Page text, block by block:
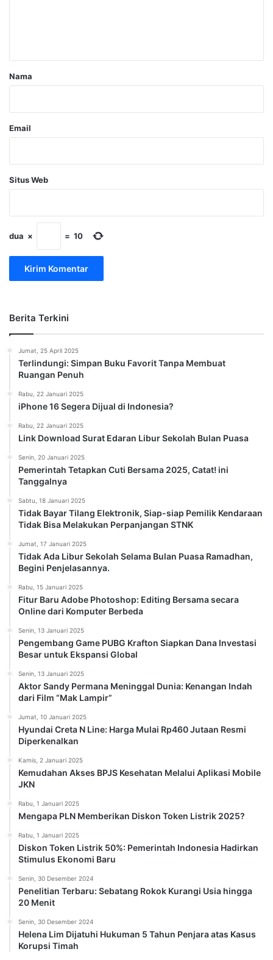
rNama
Email
Situs Web
dua × = 10
Berita Terkini
Jumat, 25 April 2025
Terlindungi: Simpan Buku Favorit Tanpa Membuat
Ruangan Penuh
Rabu, 22 Januari 2025
iPhone 16 Segera Dijual di Indonesia?
Rabu, 22 Januari 2025
Link Download Surat Edaran Libur Sekolah Bulan Puasa
Senin, 20 Januari 2025
Pemerintah Tetapkan Cuti Bersama 2025, Catat! ini
Tanggalnya
Sabtu, 18 Januari 2025
Tidak Bayar Tilang Elektronik, Siap-siap Pemilik Kendaraan
Tidak Bisa Melakukan Perpanjangan STNK
Jumat, 17 Januari 2025
Tidak Ada Libur Sekolah Selama Bulan Puasa Ramadhan,
Begini Penjelasannya.
Rabu, 15 Januari 2025
Fitur Baru Adobe Photoshop: Editing Bersama secara
Online dari Komputer Berbeda
Senin, 13 Januari 2025
Pengembang Game PUBG Krafton Siapkan Dana Investasi
Besar untuk Ekspansi Global
Senin, 13 Januari 2025
Aktor Sandy Permana Meninggal Dunia: Kenangan Indah
dari Film “Mak Lampir”
Jumat, 10 Januari 2025
Hyundai Creta N Line: Harga Mulai Rp460 Jutaan Resmi
Diperkenalkan
Kamis, 2 Januari 2025
Kemudahan Akses BPJS Kesehatan Melalui Aplikasi Mobile
JKN
Rabu, 1 Januari 2025
Mengapa PLN Memberikan Diskon Token Listrik 2025?
Rabu, 1 Januari 2025
Diskon Token Listrik 50%: Pemerintah Indonesia Hadirkan
Stimulus Ekonomi Baru
Senin, 30 Desember 2024
Penelitian Terbaru: Sebatang Rokok Kurangi Usia hingga
20 Menit
Senin, 30 Desember 2024
Helena Lim Dijatuhi Hukuman 5 Tahun Penjara atas Kasus
Korupsi Timah